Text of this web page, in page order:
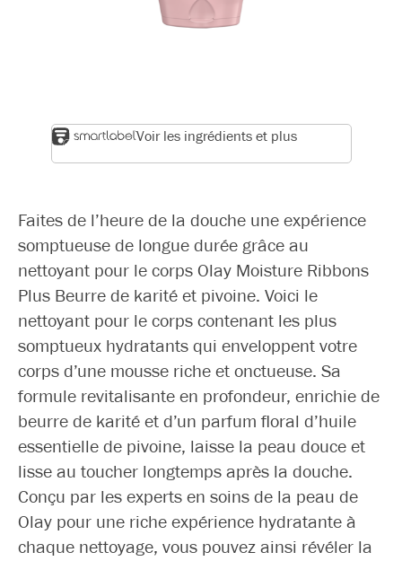
Voir les ingrédients et plus
Faites de l’heure de la douche une expérience
somptueuse de longue durée grâce au
nettoyant pour le corps Olay Moisture Ribbons
Plus Beurre de karité et pivoine. Voici le
nettoyant pour le corps contenant les plus
somptueux hydratants qui enveloppent votre
corps d’une mousse riche et onctueuse. Sa
formule revitalisante en profondeur, enrichie de
beurre de karité et d’un parfum floral d’huile
essentielle de pivoine, laisse la peau douce et
lisse au toucher longtemps après la douche.
Conçu par les experts en soins de la peau de
Olay pour une riche expérience hydratante à
chaque nettoyage, vous pouvez ainsi révéler la